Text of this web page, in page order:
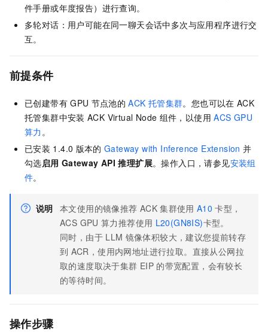
件手册或年度报告）进行查询。
多轮对话：用户可能在同一聊天会话中多次与应用程序进行交
互。
前提条件
已创建带有 GPU 节点池的 ACK 托管集群。您也可以在 ACK
托管集群中安装 ACK Virtual Node 组件，以使用 ACS GPU
算力 。
已安装 1.4.0 版本的 Gateway with Inference Extension 并
勾选启用 Gateway API 推理扩展。操作入口，请参见安装组
件。
说明 本文使用的镜像推荐 ACK 集群使用 A10 卡型，
ACS GPU 算力推荐使用 L20(GN8IS)卡型。
同时，由于 LLM 镜像体积较大，建议您提前转存
到 ACR，使用内网地址进行拉取。直接从公网拉
取的速度取决于集群 EIP 的带宽配置，会有较长
的等待时间。
操作步骤